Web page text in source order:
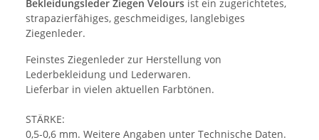
Bekleidungsleder Ziegen Velours ist ein zugerichtetes,
strapazierfähiges, geschmeidiges, langlebiges
Ziegenleder.
Feinstes Ziegenleder zur Herstellung von
Lederbekleidung und Lederwaren.
Lieferbar in vielen aktuellen Farbtönen.
STÄRKE:
0,5-0,6 mm. Weitere Angaben unter Technische Daten.